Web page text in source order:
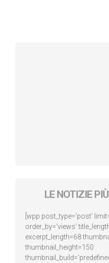
LE NOTIZIE
[wpp post_type='post'
order_by='views'
excerpt_length=68
thumbnail_height=150